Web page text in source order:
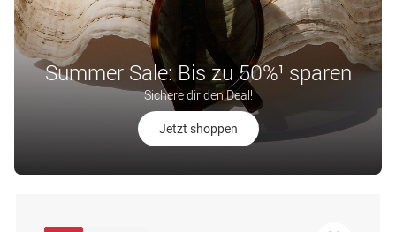
Summer Sale: Bis zu 50%¹ sparen
Sichere dir den Deal!
Jetzt shoppen